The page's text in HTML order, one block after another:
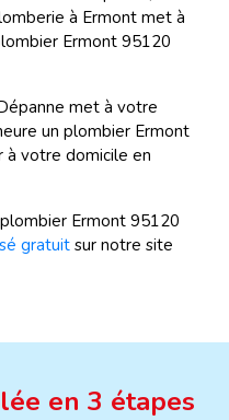
à Ermont met à
Ermont 95120
met à votre
un plombier Ermont
à votre domicile en
plombier Ermont 95120
gratuit sur notre site
en 3 étapes